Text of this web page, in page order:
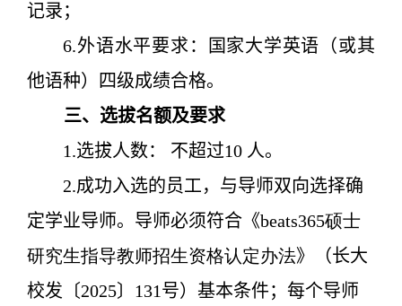
记录；
6.外语水平要求：国家大学英语（或其
他语种）四级成绩合格。
三、 选拔名额及要求
1.选拔人数： 不超过10 人。
2.成功入选的员工，与导师双向选择确
定学业导师。导师必须符合 《beats365硕士
研究生指导教师招生资格认定办法》（长大
校发〔2025〕 131号） 基本条件；每个导师